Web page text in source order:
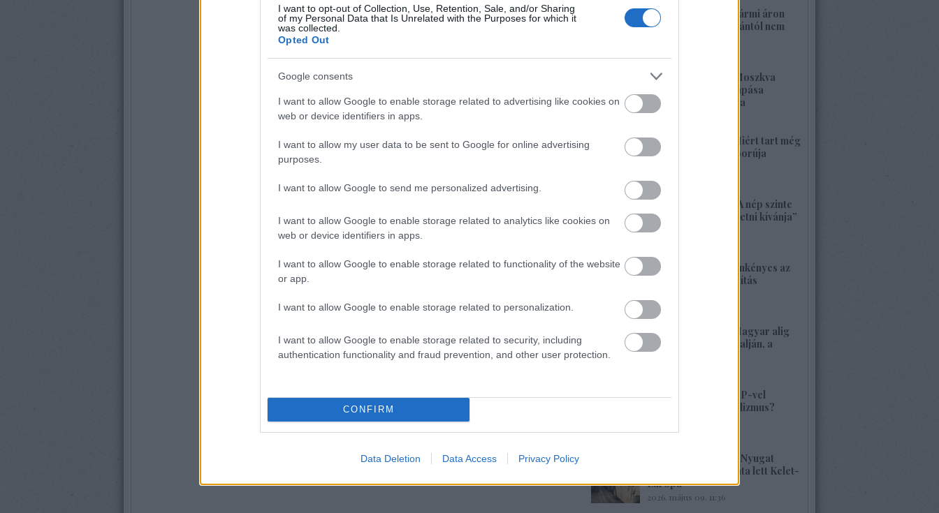
I want to opt-out of Collection, Use, Retention, Sale, and/or Sharing
of my Personal Data that Is Unrelated with the Purposes for which it
was collected.
Opted Out
Google consents
I want to allow Google to enable storage related to advertising like cookies on
web or device identifiers in apps.
I want to allow my user data to be sent to Google for online advertising
purposes.
I want to allow Google to send me personalized advertising.
I want to allow Google to enable storage related to analytics like cookies on
web or device identifiers in apps.
I want to allow Google to enable storage related to functionality of the website
or app.
I want to allow Google to enable storage related to personalization.
I want to allow Google to enable storage related to security, including
authentication functionality and fraud prevention, and other user protection.
CONFIRM
Data Deletion Data Access Privacy Policy
1421. BEKIÁLTÁS: Bármi áron
megszabadulni Orbántól nem
1420. BEKIÁLTÁS: Moszkva
nagyerejű válaszcsapása
ukrajnai célpontokra
2026. május 24. 13:48
1419. BEKIÁLTÁS: Miért tart még
sokáig a Nyugat háborúja
2026. május 23. 17:35
1418. BEKIÁLTÁS: „A nép szinte
bárkit követ, aki vezetni kívánja”
2026. május 22. 18:18
1417. BEKIÁLTÁS: Önkényes az
alaptörvény-módosítás
1416. BEKIÁLTÁS: Magyar alig
volt, alig van Kárpátalján, a
veszély összetett!
1415. BEKIÁLTÁS: MP-vel
visszatérne a szocializmus?
2026. május 10. 12:25
1414. BEKIÁLTÁS: A Nyugat
hulladékának lerakata lett Kelet-
Európa
2026. május 09. 11:36